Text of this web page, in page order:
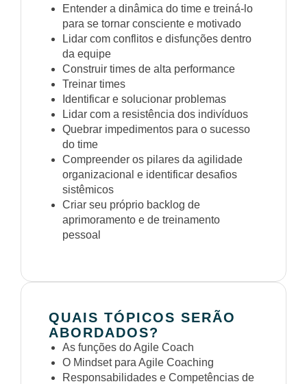
Entender a dinâmica do time e treiná-lo
para se tornar consciente e motivado
Lidar com conflitos e disfunções dentro
da equipe
Construir times de alta performance
Treinar times
Identificar e solucionar problemas
Lidar com a resistência dos indivíduos
Quebrar impedimentos para o sucesso
do time
Compreender os pilares da agilidade
organizacional e identificar desafios
sistêmicos
Criar seu próprio backlog de
aprimoramento e de treinamento
pessoal
QUAIS TÓPICOS SERÃO
ABORDADOS?
As funções do Agile Coach
O Mindset para Agile Coaching
Responsabilidades e Competências de